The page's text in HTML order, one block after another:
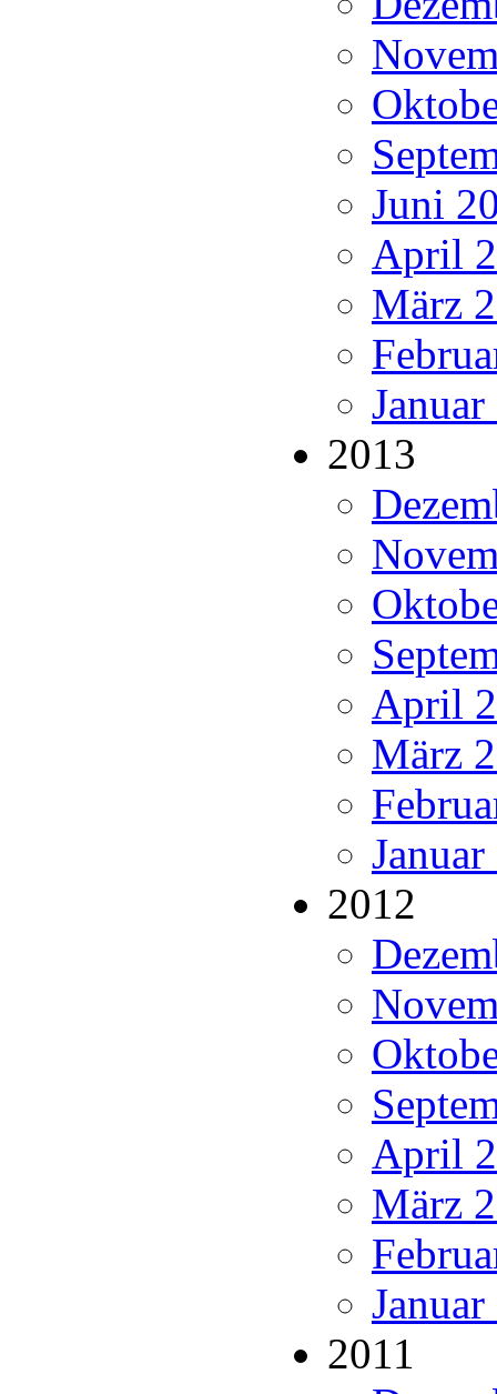
Juni
April
März
2013
April
März
2012
April
März
2011